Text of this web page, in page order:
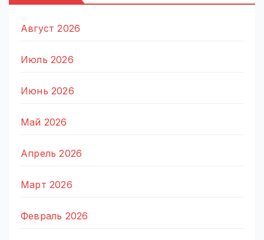
Август 2026
Июль 2026
Июнь 2026
Май 2026
Апрель 2026
Март 2026
Февраль 2026